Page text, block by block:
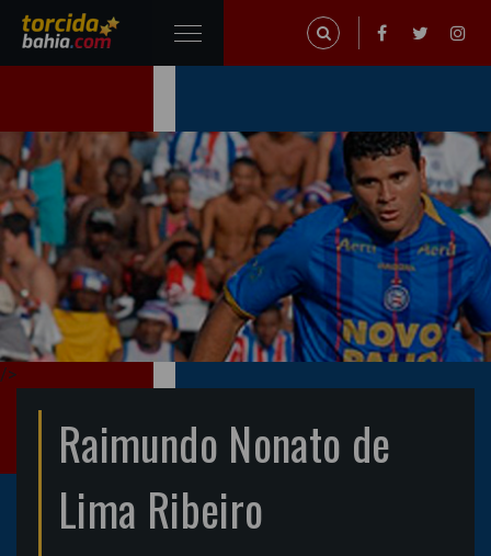
/>
Raimundo Nonato de
Lima Ribeiro